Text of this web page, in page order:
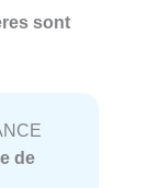
sont
de